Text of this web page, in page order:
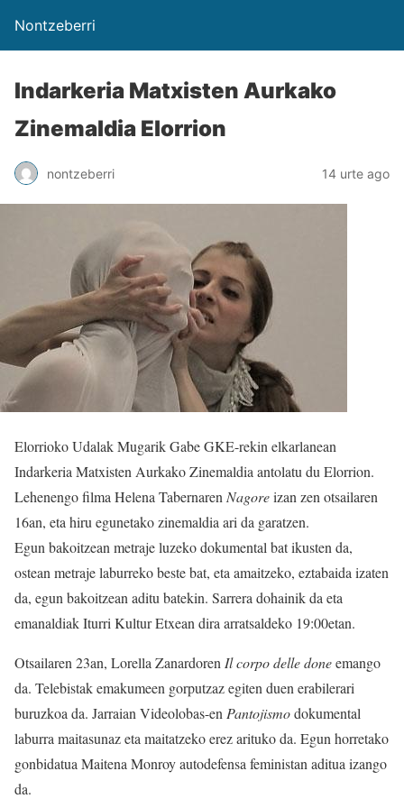
Nontzeberri
Indarkeria Matxisten Aurkako
Zinemaldia Elorrion
nontzeberri 14 urte ago
Elorrioko Udalak Mugarik Gabe GKE-rekin elkarlanean
Indarkeria Matxisten Aurkako Zinemaldia antolatu du Elorrion.
Lehenengo filma Helena Tabernaren Nagoreizan zen otsailaren
16an, eta hiru egunetako zinemaldia ari da garatzen.
Egun bakoitzean metraje luzeko dokumental bat ikusten da,
ostean metraje laburreko beste bat, eta amaitzeko, eztabaida izaten
da, egun bakoitzean aditu batekin. Sarrera dohainik da eta
emanaldiak Iturri Kultur Etxean dira arratsaldeko 19:00etan.
Otsailaren 23an, Lorella Zanardoren Il corpo delle doneemango
da. Telebistak emakumeen gorputzaz egiten duen erabilerari
buruzkoa da. Jarraian Videolobas-en Pantojismodokumental
laburra maitasunaz eta maitatzeko erez arituko da. Egun horretako
gonbidatua Maitena Monroy autodefensa feministan aditua izango
da.